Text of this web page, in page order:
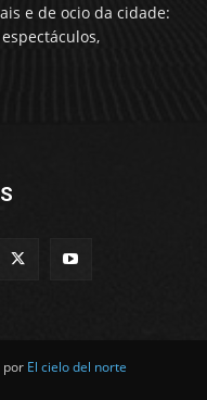
e de ocio da cidade:
por El cielo del norte